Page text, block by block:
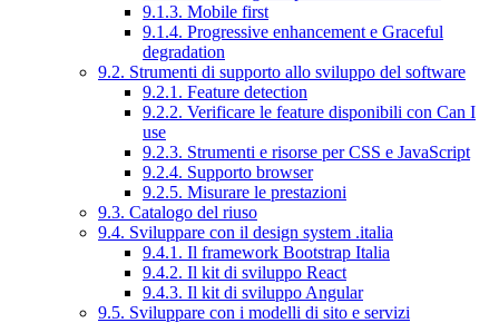
9.1.3. Mobile first
9.1.4. Progressive enhancement e Graceful
degradation
9.2. Strumenti di supporto allo sviluppo del software
9.2.1. Feature detection
9.2.2. Verificare le feature disponibili con Can I
use
9.2.3. Strumenti e risorse per CSS e JavaScript
9.2.4. Supporto browser
9.2.5. Misurare le prestazioni
9.3. Catalogo del riuso
9.4. Sviluppare con il design system .italia
9.4.1. Il framework Bootstrap Italia
9.4.2. Il kit di sviluppo React
9.4.3. Il kit di sviluppo Angular
9.5. Sviluppare con i modelli di sito e servizi